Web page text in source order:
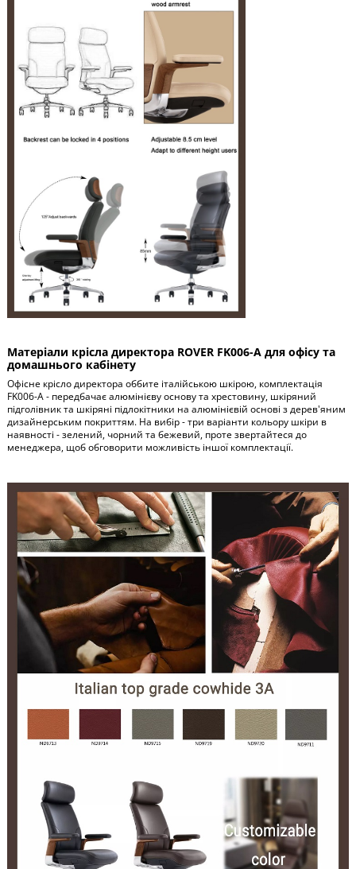
Матеріали крісла директора ROVER FK006-A для офісу та
домашнього кабінету
Офісне крісло директора оббите італійською шкірою, комплектація
FK006-A - передбачає алюмінієву основу та хрестовину, шкіряний
підголівник та шкіряні підлокітники на алюмінієвій основі з дерев'яним
дизайнерським покриттям. На вибір - три варіанти кольору шкіри в
наявності - зелений, чорний та бежевий, проте звертайтеся до
менеджера, щоб обговорити можливість іншої комплектації.